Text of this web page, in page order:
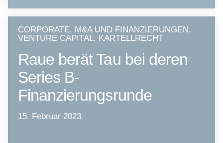
CORPORATE, M&A UND FINANZIERUNGEN,
VENTURE CAPITAL, KARTELLRECHT
Raue berät Tau bei deren
Series B-
Finanzierungsrunde
15. Februar 2023